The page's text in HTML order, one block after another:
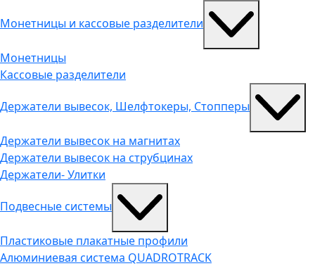
Монетницы и кассовые разделители
Монетницы
Кассовые разделители
Держатели вывесок, Шелфтокеры, Стопперы
Держатели вывесок на магнитах
Держатели вывесок на струбцинах
Держатели- Улитки
Подвесные системы
Пластиковые плакатные профили
Алюминиевая система QUADROTRACK